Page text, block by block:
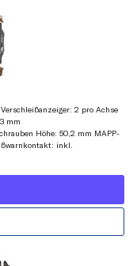
2 pro Achse
mm
Höhe: 50,2 mm MAPP-
inkl.